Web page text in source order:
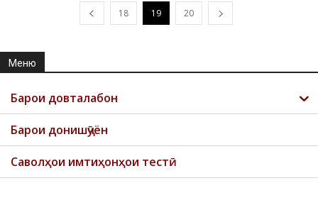
18 19 20
Меню
Барои довталабон
Барои донишҷӯён
Саволҳои имтиҳонҳои тестӣ